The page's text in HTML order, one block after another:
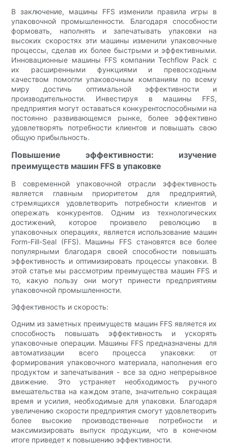
В заключение, машины FFS изменили правила игры в
упаковочной промышленности. Благодаря способности
формовать, наполнять и запечатывать упаковки на
высоких скоростях эти машины изменили упаковочные
процессы, сделав их более быстрыми и эффективными.
Инновационные машины FFS компании Techflow Pack с
их расширенными функциями и превосходным
качеством помогли упаковочным компаниям по всему
миру достичь оптимальной эффективности и
производительности. Инвестируя в машины FFS,
предприятия могут оставаться конкурентоспособными на
постоянно развивающемся рынке, более эффективно
удовлетворять потребности клиентов и повышать свою
общую прибыльность.
Повышение эффективности: изучение
преимуществ машин FFS в упаковке
В современной упаковочной отрасли эффективность
является главным приоритетом для предприятий,
стремящихся удовлетворить потребности клиентов и
опережать конкурентов. Одним из технологических
достижений, которое произвело революцию в
упаковочных операциях, является использование машин
Form-Fill-Seal (FFS). Машины FFS становятся все более
популярными благодаря своей способности повышать
эффективность и оптимизировать процессы упаковки. В
этой статье мы рассмотрим преимущества машин FFS и
то, какую пользу они могут принести предприятиям
упаковочной промышленности.
Эффективность и скорость:
Одним из заметных преимуществ машин FFS является их
способность повышать эффективность и ускорять
упаковочные операции. Машины FFS предназначены для
автоматизации всего процесса упаковки: от
формирования упаковочного материала, наполнения его
продуктом и запечатывания - все за одно непрерывное
движение. Это устраняет необходимость ручного
вмешательства на каждом этапе, значительно сокращая
время и усилия, необходимые для упаковки. Благодаря
увеличению скорости предприятия смогут удовлетворить
более высокие производственные потребности и
максимизировать выпуск продукции, что в конечном
итоге приведет к повышению эффективности.